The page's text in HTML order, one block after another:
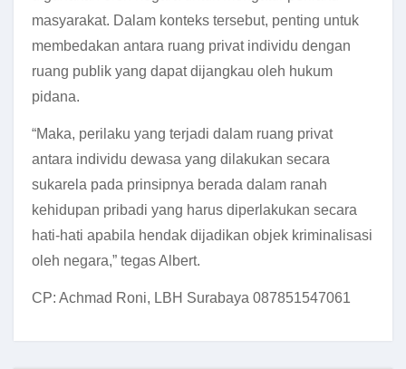
masyarakat. Dalam konteks tersebut, penting untuk
membedakan antara ruang privat individu dengan
ruang publik yang dapat dijangkau oleh hukum
pidana.
“Maka, perilaku yang terjadi dalam ruang privat
antara individu dewasa yang dilakukan secara
sukarela pada prinsipnya berada dalam ranah
kehidupan pribadi yang harus diperlakukan secara
hati-hati apabila hendak dijadikan objek kriminalisasi
oleh negara,” tegas Albert.
CP: Achmad Roni, LBH Surabaya 087851547061